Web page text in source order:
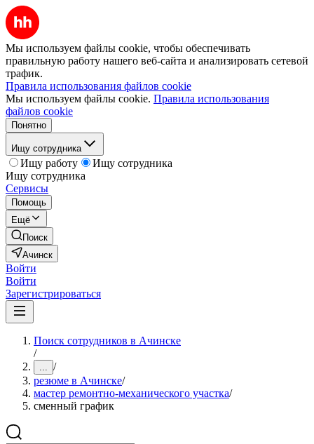
Мы используем файлы cookie, чтобы обеспечивать
правильную работу нашего веб-сайта и анализировать сетевой
трафик.
Правила использования файлов cookie
Мы используем файлы cookie. Правила использования
файлов cookie
Понятно
Ищу сотрудника
Ищу работу
Ищу сотрудника
Ищу сотрудника
Сервисы
Помощь
Ещё
Поиск
Ачинск
Войти
Войти
Зарегистрироваться
Поиск сотрудников в Ачинске
/
... /
резюме в Ачинске/
мастер ремонтно-механического участка/
сменный график